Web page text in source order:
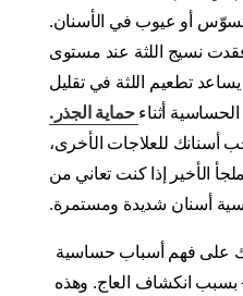
أو عيوب في الأسنان.
نسيج اللثة عند مستوى
تطعيم اللثة في تقليل
الحساسية أثناء حماية الجذر.
أسنانك للعلاجات الأخرى،
الأخير إذا كنت تعاني من
أسنان شديدة ومستمرة.
على فهم أسباب حساسية
بسبب انكشاف العاج. وهذه